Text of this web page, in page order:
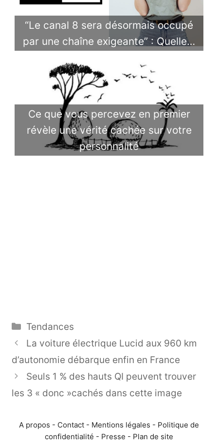
“Le canal 8 sera désormais occupé
par une chaîne exigeante” : Quelle…
Ce que vous percevez en premier
révèle une vérité cachée sur votre
personnalité
Catégories
Tendances
La voiture électrique Lucid aux 960 km
d’autonomie débarque enfin en France
Seuls 1 % des hauts QI peuvent trouver
les 3 « donc »cachés dans cette image
A propos - Contact - Mentions légales - Politique de
confidentialité - Presse - Plan de site